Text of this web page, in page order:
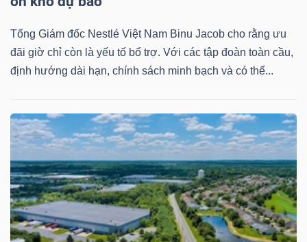
Tổng Giám đốc Nestlé Việt Nam Binu Jacob cho rằng ưu
đãi giờ chỉ còn là yếu tố bổ trợ. Với các tập đoàn toàn cầu,
định hướng dài hạn, chính sách minh bạch và có thể...